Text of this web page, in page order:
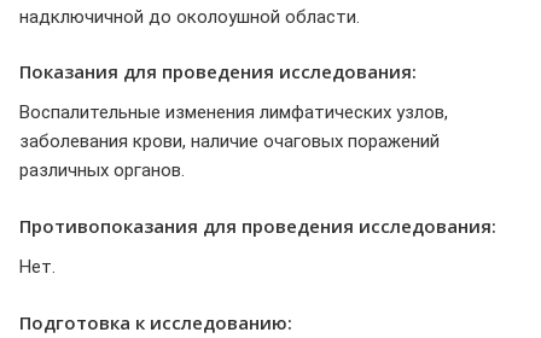
надключичной до околоушной области.
Показания для проведения исследования:
Воспалительные изменения лимфатических узлов,
заболевания крови, наличие очаговых поражений
различных органов.
Противопоказания для проведения исследования:
Нет.
Подготовка к исследованию: